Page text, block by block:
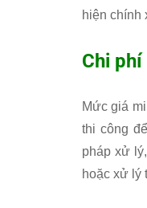
hiện chính
Chi
Mức giá
thi công
pháp xử
hoặc xử lý